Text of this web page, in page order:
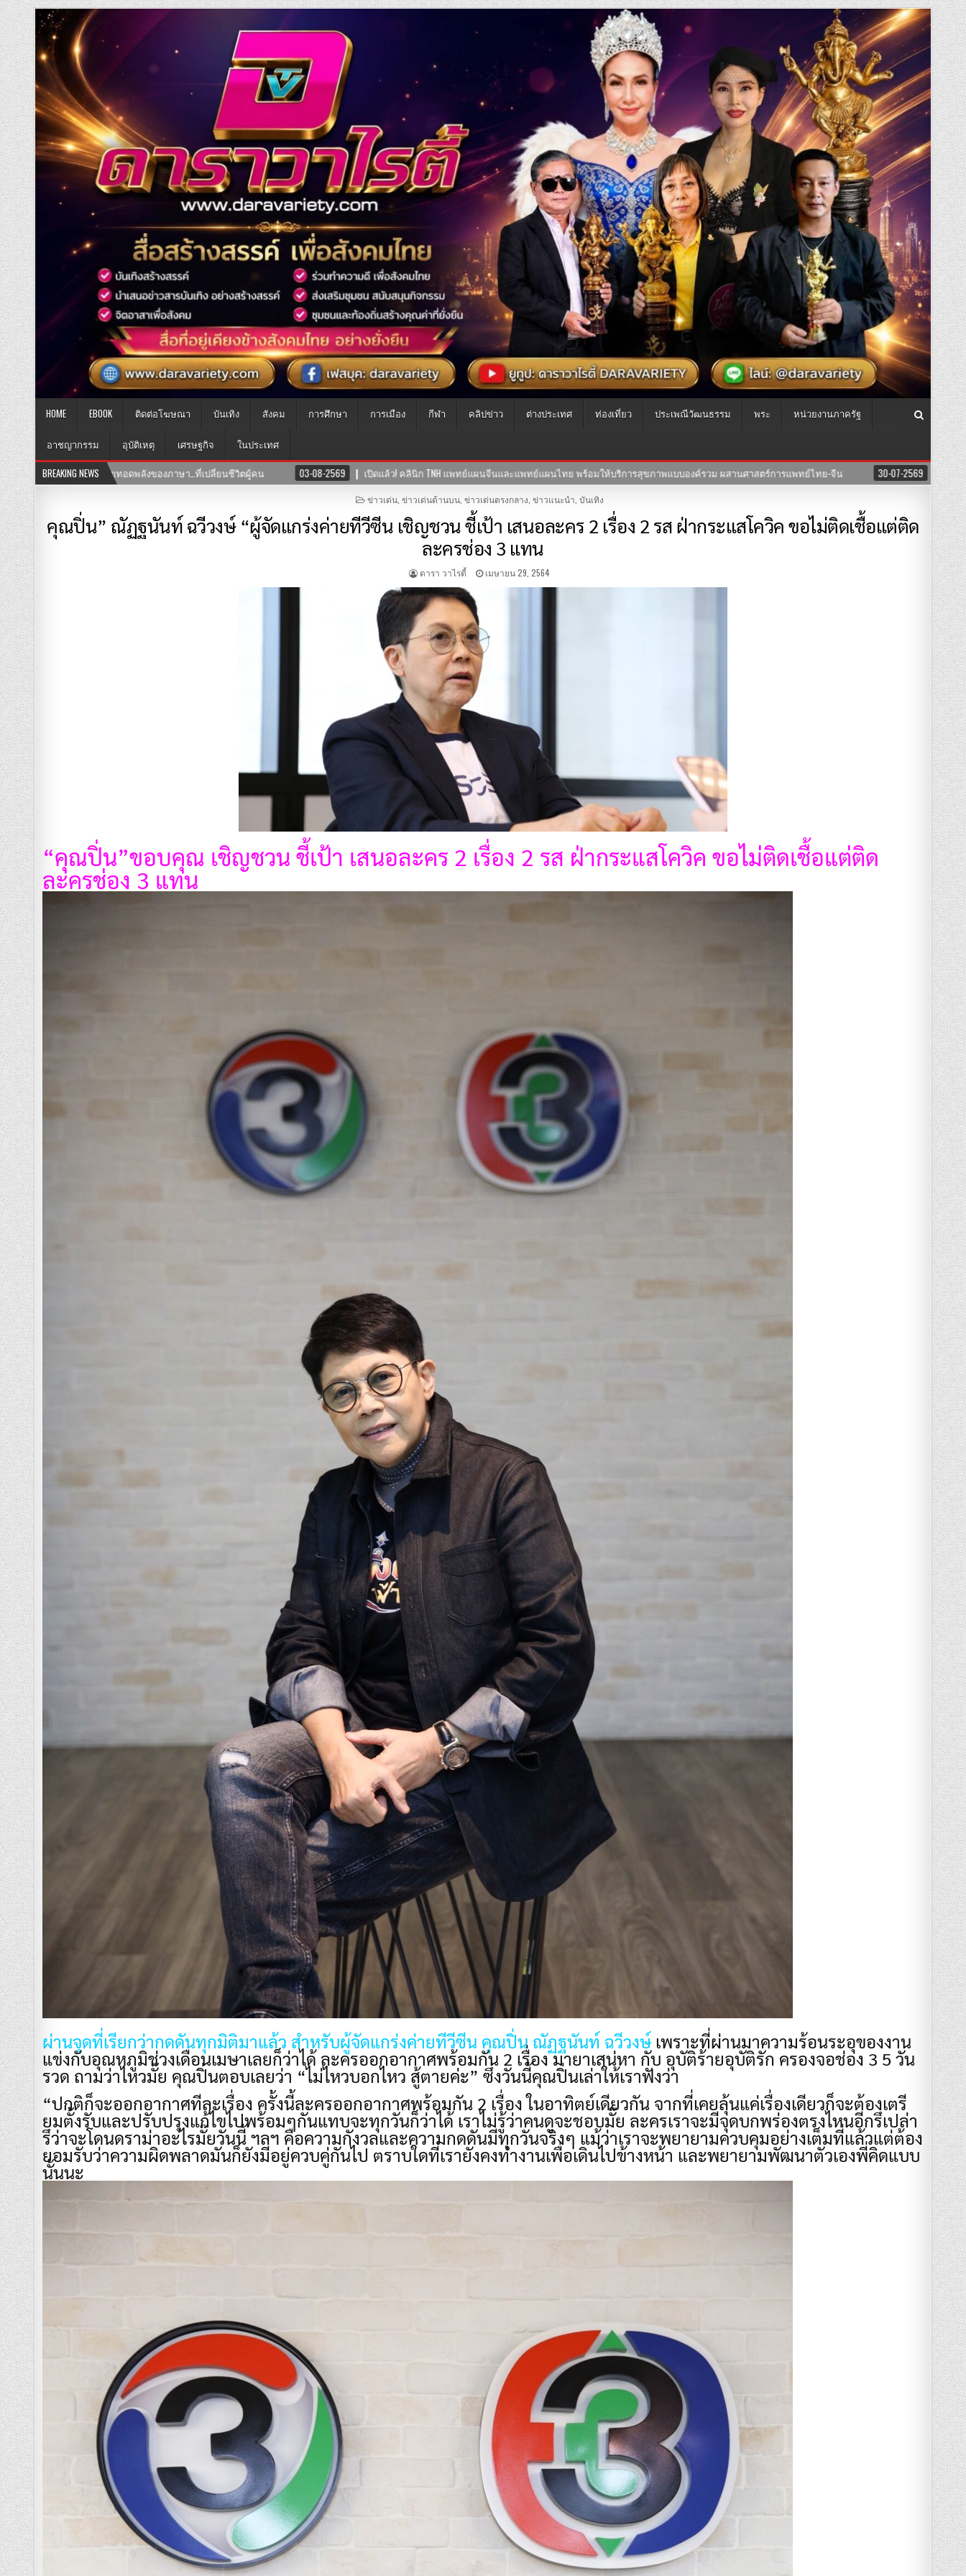
HOME EBOOK ติดต่อโฆษณา บันเทิง สังคม การศึกษา การเมือง กีฬา คลิปข่าว ต่างประเทศ ท่องเที่ยว ประเพณีวัฒนธรรม พระ หน่วยงานภาครัฐ
อาชญากรรม อุบัติเหตุ เศรษฐกิจ
ในประเทศ
BREAKING NEWS
03-08-2569 เปิดแล้ว! คลินิก TNH แพทย์แผนจีนและแพทย์แผนไทย พร้อมให้บริการสุขภาพแบบองค์รวม ผสานศาสตร์การแพทย์ไทย-จีน 30-07-2569 ซีรีย์”สงครามนางแบบโมเดล”ค่าย บริษัทแสงตะวันฟิล์ม” นำทีมโดยตัวแม่
POSTED
ข่าวเด่น, ข่าวเด่นด้านบน, ข่าวเด่นตรงกลาง ข่าวแนะนำ บันเทิง
คุณปิ่น” ณัฏฐนันท์ ฉวีวงษ์ “ผู้จัดแกร่งค่ายทีวีซีน เชิญชวน ชี้เป้า เสนอละคร 2 เรื่อง 2 รส ฝ่ากระแสโควิค ขอไม่ติดเชื้อแต่ติด
ละครช่อง 3 แทน
ดารา วาไรตี้ เมษายน 29, 2564
“คุณปิ่น”ขอบคุณ เชิญชวน ชี้เป้า เสนอละคร 2 เรื่อง 2 รส ฝ่ากระแสโควิค ขอไม่ติดเชื้อแต่ติด
ละครช่อง 3 แทน
​ผ่านจุดที่เรียกว่ากดดันทุกมิติมาแล้ว สำหรับผู้จัดแกร่งค่ายทีวีซีน คุณปิ่น ณัฏฐนันท์ ฉวีวงษ์เพราะที่ผ่านมาความร้อนระอุของงาน
แข่งกับอุณหภูมิช่วงเดือนเมษาเลยก็ว่าได้ ละครออกอากาศพร้อมกัน 2 เรื่อง มายาเสน่หา กับ อุบัติร้ายอุบัติรัก ครองจอช่อง 3 5 วัน
รวด ถามว่าไหวมั๊ย คุณปิ่นตอบเลยว่า “ไม่ไหวบอกไหว สู้ตายค่ะ” ซึ่งวันนี้คุณปิ่นเล่าให้เราฟังว่า
​“ปกติก็จะออกอากาศทีละเรื่อง ครั้งนี้ละครออกอากาศพร้อมกัน 2 เรื่อง ในอาทิตย์เดียวกัน จากที่เคยลุ้นแค่เรื่องเดียวก็จะต้องเตรี
ยมตั้งรับและปรับปรุงแก้ไขไปพร้อมๆกันแทบจะทุกวันก็ว่าได้ เราไม่รู้ว่าคนดูจะชอบมั๊ย ละครเราจะมีจุดบกพร่องตรงไหนอีกรึเปล่า
รึว่าจะโดนดราม่าอะไรมั๊ยวันนี้ ฯลฯ คือความกังวลและความกดดันมีทุกวันจริงๆ แม้ว่าเราจะพยายามควบคุมอย่างเต็มที่แล้วแต่ต้อง
ยอมรับว่าความผิดพลาดมันก็ยังมีอยู่ควบคู่กันไป ตราบใดที่เรายังคงทำงานเพื่อเดินไปข้างหน้า และพยายามพัฒนาตัวเองพี่คิดแบบ
นั้นนะ